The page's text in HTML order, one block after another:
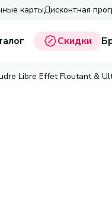
картыДисконтная
Скидки
Libre Effet Floutant &